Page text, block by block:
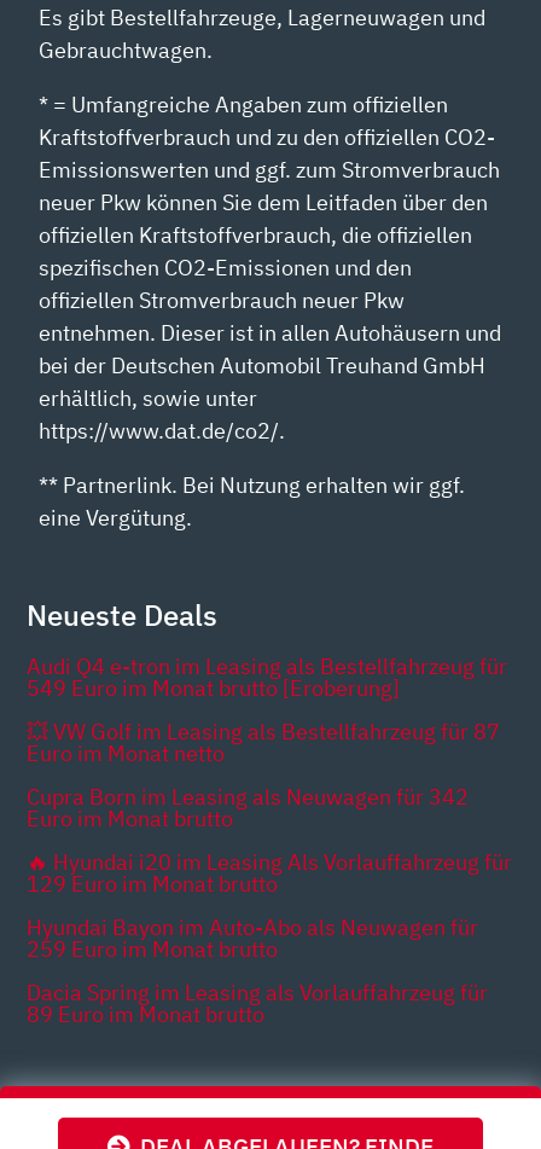
Es gibt Bestellfahrzeuge, Lagerneuwagen und
Gebrauchtwagen.
* = Umfangreiche Angaben zum offiziellen
Kraftstoffverbrauch und zu den offiziellen CO2-
Emissionswerten und ggf. zum Stromverbrauch
neuer Pkw können Sie dem Leitfaden über den
offiziellen Kraftstoffverbrauch, die offiziellen
spezifischen CO2-Emissionen und den
offiziellen Stromverbrauch neuer Pkw
entnehmen. Dieser ist in allen Autohäusern und
bei der Deutschen Automobil Treuhand GmbH
erhältlich, sowie unter
https://www.dat.de/co2/.
** Partnerlink. Bei Nutzung erhalten wir ggf.
eine Vergütung.
Neueste Deals
Audi Q4 e-tron im Leasing als Bestellfahrzeug für
549 Euro im Monat brutto [Eroberung]
💥 VW Golf im Leasing als Bestellfahrzeug für 87
Euro im Monat netto
Cupra Born im Leasing als Neuwagen für 342
Euro im Monat brutto
🔥 Hyundai i20 im Leasing Als Vorlauffahrzeug für
129 Euro im Monat brutto
Hyundai Bayon im Auto-Abo als Neuwagen für
259 Euro im Monat brutto
Dacia Spring im Leasing als Vorlauffahrzeug für
89 Euro im Monat brutto